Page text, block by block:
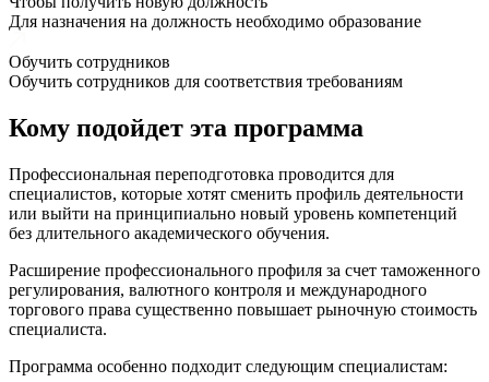
Для назначения на должность необходимо образование
Обучить сотрудников
Обучить сотрудников для соответствия требованиям
Кому подойдет эта программа
Профессиональная переподготовка проводится для
специалистов, которые хотят сменить профиль деятельности
или выйти на принципиально новый уровень компетенций
без длительного академического обучения.
Расширение профессионального профиля за счет таможенного
регулирования, валютного контроля и международного
торгового права существенно повышает рыночную стоимость
специалиста.
Программа особенно подходит следующим специалистам: